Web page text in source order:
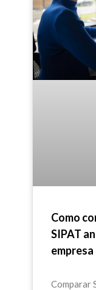
Como
SIPAT
empresa
Comparar